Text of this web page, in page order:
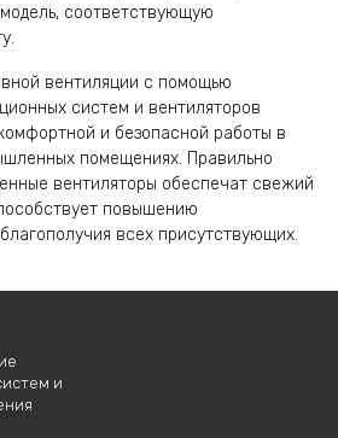
соответствующую
вентиляции с помощью
систем и вентиляторов
и безопасной работы в
помещениях. Правильно
вентиляторы обеспечат свежий
повышению
всех присутствующих.
и